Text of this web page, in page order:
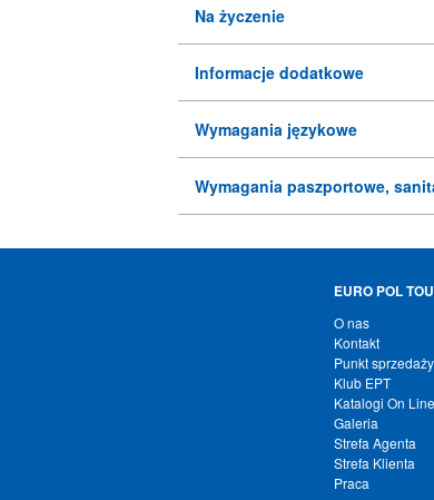
Na życzenie
Informacje dodatkowe
Wymagania językowe
Wymagania paszportowe,
EURO POL
O nas
Kontakt
Punkt sprzedaży
Klub EPT
Katalogi On Line
Galeria
Strefa Agenta
Strefa Klienta
Praca